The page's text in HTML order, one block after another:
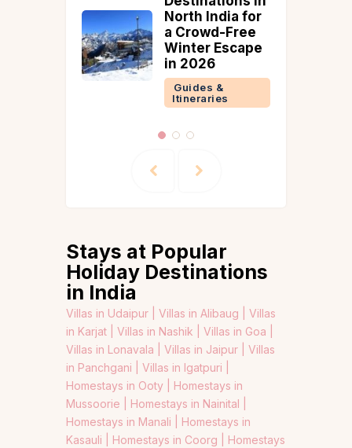
North India for
a Crowd-Free
Winter Escape
in 2026
You Won’t
on the Usual
Tourist Map
Itineraries
Stays at Popular
Holiday Destinations
in India
Villas in Udaipur | Villas in Alibaug | Villas
in Karjat | Villas in Nashik | Villas in Goa |
Villas in Lonavala | Villas in Jaipur | Villas
in Panchgani | Villas in Igatpuri |
Homestays in Ooty | Homestays in
Mussoorie | Homestays in Nainital |
Homestays in Manali | Homestays in
Kasauli | Homestays in Coorg | Homestays